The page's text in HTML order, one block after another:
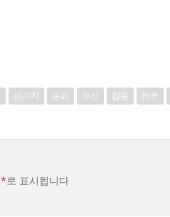
세가지 순위 우선 집중 하루
*로 표시됩니다